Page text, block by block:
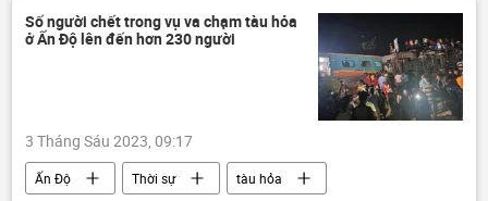
Quân sự
Số người chết trong vụ va chạm tàu hỏa
ở Ấn Độ lên đến hơn 230 người
3 Tháng Sáu 2023, 09:17
Ấn Độ Thời sự
tàu hỏa